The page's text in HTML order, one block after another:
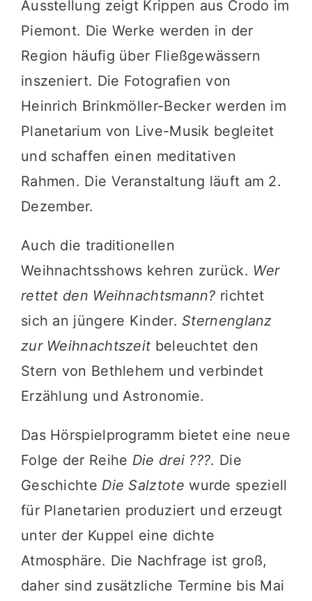
Ausstellung zeigt Krippen aus Crodo im
Piemont. Die Werke werden in der
Region häufig über Fließgewässern
inszeniert. Die Fotografien von
Heinrich Brinkmöller-Becker werden im
Planetarium von Live-Musik begleitet
und schaffen einen meditativen
Rahmen. Die Veranstaltung läuft am 2.
Dezember.
Auch die traditionellen
Weihnachtsshows kehren zurück. Wer
rettet den Weihnachtsmann? richtet
sich an jüngere Kinder. Sternenglanz
zur Weihnachtszeit beleuchtet den
Stern von Bethlehem und verbindet
Erzählung und Astronomie.
Das Hörspielprogramm bietet eine neue
Folge der Reihe Die drei ???. Die
Geschichte Die Salztote wurde speziell
für Planetarien produziert und erzeugt
unter der Kuppel eine dichte
Atmosphäre. Die Nachfrage ist groß,
daher sind zusätzliche Termine bis Mai